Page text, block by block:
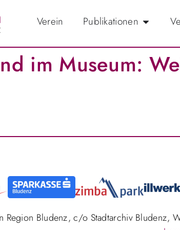
Verein Publikationen
im Museum:
Region Bludenz, c/o Stadtarchiv Bludenz,